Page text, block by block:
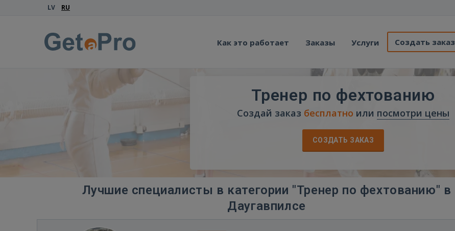
LV RU
Как это работает Заказы Услуги Создать заказ
Тренер по фехтованию
Создай заказ бесплатно или посмотри цены
СОЗДАТЬ ЗАКАЗ
Лучшие специалисты в категории "Тренер по фехтованию" в
Даугавпилсе